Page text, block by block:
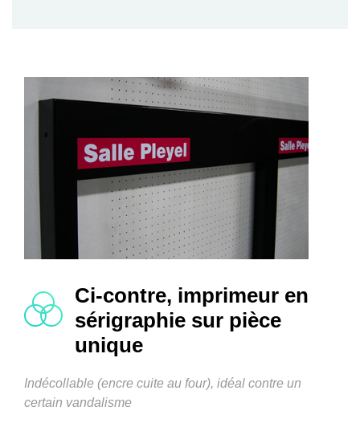
Ci-contre, imprimeur en
sérigraphie sur pièce
unique
Indécollable (encre cuite au four), idéal contre un
certain vandalisme